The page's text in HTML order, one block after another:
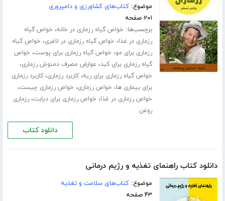
موضوع:کتاب‌های کشاورزی و دامپروری
۲۰۱ صفحه
برچسب‌ها: خواص گیاه رزماری در خانه، خواص گیاه
رزماری در غذا، خواص گیاه رزماری در لاغری، خواص گیاه
رزماری برای مو، خواص گیاه رزماری برای پوست، خواص
گیاه رزماری برای کبد، عوارض مصرف دمنوش رزماری،
خواص گیاه رزماری برای ریه،کاربرد رزماری،کاربرد رزماری
برای بیماری ها، خواص رزماری، خواص رزماری چیست،
خواص رزماری در غذا، خواص رزماری برای دیابت،رزماری
روغن
دانلود کتاب
دانلود کتاب راهنمای تغذیه و رژیم درمانی
موضوع:کتاب‌های سلامت و تغذیه
۴۳ صفحه